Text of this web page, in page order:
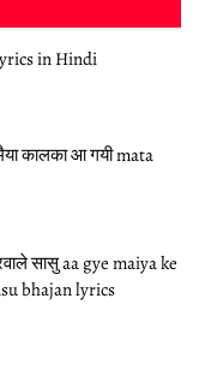
in Hindi
कालका आ गयी mata
सासु aa gye maiya ke
bhajan lyrics